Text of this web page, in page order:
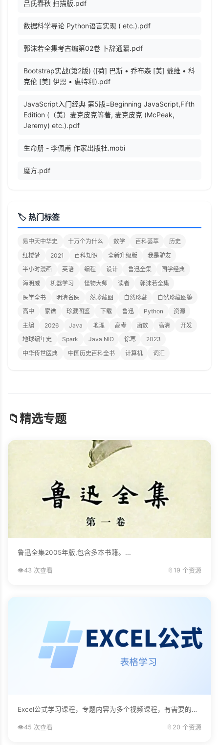
吕氏春秋 扫描版.pdf
数据科学导论 Python语言实现 ( etc.).pdf
郭沫若全集考古编第02卷 卜辞通纂.pdf
Bootstrap实战(第2版) ([荷] 巴斯 • 乔布森 [美] 戴维 • 科
克伦 [美] 伊恩 • 惠特利).pdf
JavaScript入门经典 第5版=Beginning JavaScript,Fifth
Edition (（美）麦克皮克等著, 麦克皮克 (McPeak,
Jeremy) etc.).pdf
生命册 - 李佩甫 作家出版社.mobi
魔方.pdf
🏷️ 热门标签
易中天中华史 十万个为什么 数学 百科荟萃
历史
红楼梦
2021 百科知识 全新升级版
我是驴友
半小时漫画
英语 编程 设计 鲁迅全集
国学经典
海明威
机器学习 怪物大师 读者
郭沫若全集
医学全书
明清名医 然珍藏图 自然珍藏
自然珍藏图鉴
高中
家谱 珍藏图鉴 下载 鲁迅 Python
资源
主编
2026 Java 地理 高考 函数 高清
开发
地球编年史
Spark Java NIO 徐寒
2023
中华传世医典
中国历史百科全书 计算机 词汇
📁精选专题
鲁迅全集2005年版,包含多本书籍。...
👁️43 次查看 📎 19 个资源
Excel公式学习课程，专题内容为多个视频课程，有需要的自己下载学习。...
👁️45 次查看 📎 20 个资源